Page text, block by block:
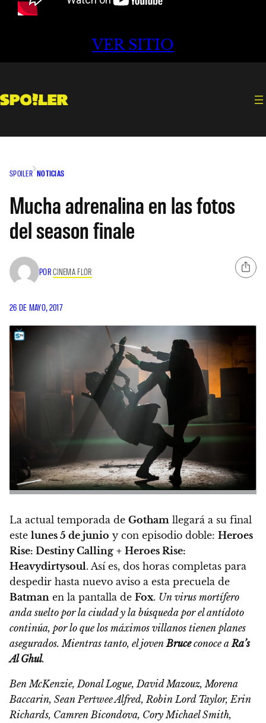
VER SITIO
SPOILER NOTICIAS
Mucha adrenalina en las fotos
del season finale
PORCINEMA FLOR
26 DE MAYO, 2017
La actual temporada de Gotham llegará a su final
este lunes 5 de junio y con episodio doble: Heroes
Rise: Destiny Calling + Heroes Rise:
Heavydirtysoul. Así es, dos horas completas para
despedir hasta nuevo aviso a esta precuela de
Batman en la pantalla de Fox. Un virus mortífero
anda suelto por la ciudad y la búsqueda por el antídoto
continúa, por lo que los máximos villanos tienen planes
asegurados. Mientras tanto, el jovenBruceconoce a Ra’s
Al Ghul.
Ben McKenzie, Donal Logue, David Mazouz, Morena
Baccarin, Sean Pertwee Alfred, Robin Lord Taylor, Erin
Richards, Camren Bicondova, Cory Michael Smith,